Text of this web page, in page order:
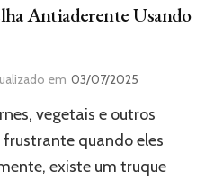
Antiaderente Usando
em 03/07/2025
vegetais e outros
quando eles
existe um truque